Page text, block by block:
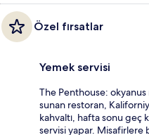
Özel fırsatlar
Yemek servisi
The Penthouse:
sunan restoran,
kahvaltı, hafta sonu geç
servisi yapar. Misafirlere